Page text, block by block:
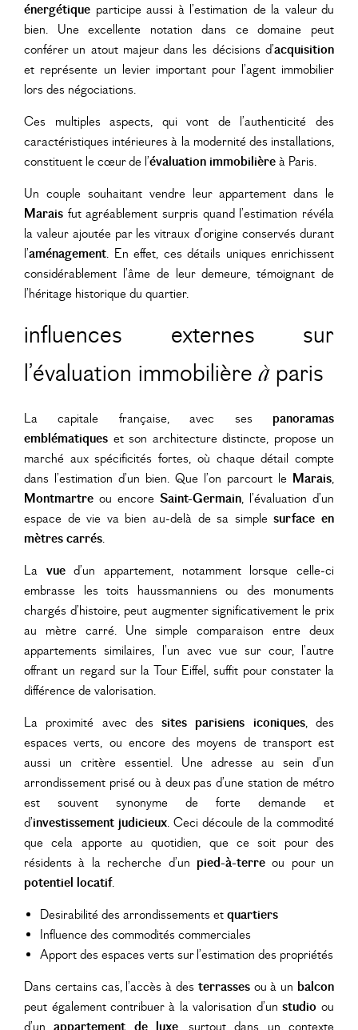
énergétique participe aussi à l’estimation de la valeur du
bien. Une excellente notation dans ce domaine peut
conférer un atout majeur dans les décisions d’acquisition
et représente un levier important pour l’agent immobilier
lors des négociations.
Ces multiples aspects, qui vont de l’authenticité des
caractéristiques intérieures à la modernité des installations,
constituent le cœur de l’évaluation immobilière à Paris.
Un couple souhaitant vendre leur appartement dans le
Marais fut agréablement surpris quand l’estimation révéla
la valeur ajoutée par les vitraux d’origine conservés durant
l’aménagement. En effet, ces détails uniques enrichissent
considérablement l’âme de leur demeure, témoignant de
l’héritage historique du quartier.
influences externes sur
l’évaluation immobilièreàparis
La capitale française, avec ses panoramas
emblématiques et son architecture distincte, propose un
marché aux spécificités fortes, où chaque détail compte
dans l’estimation d’un bien. Que l’on parcourt le Marais,
Montmartre ou encore Saint-Germain, l’évaluation d’un
espace de vie va bien au-delà de sa simplesurface en
mètres carrés.
La vued’un appartement, notamment lorsque celle-ci
embrasse les toits haussmanniens ou des monuments
chargés d’histoire, peut augmenter significativement le prix
au mètre carré. Une simple comparaison entre deux
appartements similaires, l’un avec vue sur cour, l’autre
offrant un regard sur la Tour Eiffel, suffit pour constater la
différence de valorisation.
La proximité avec dessites parisiens iconiques, des
espaces verts, ou encore des moyens de transport est
aussi un critère essentiel. Une adresse au sein d’un
arrondissement prisé ou à deux pas d’une station de métro
est souvent synonyme de forte demande et
d’investissement judicieux. Ceci découle de la commodité
que cela apporte au quotidien, que ce soit pour des
résidents à la recherche d’un pied-à-terreou pour un
potentiel locatif.
Desirabilité des arrondissements et quartiers
Influence des commodités commerciales
Apport des espaces verts sur l’estimation des propriétés
Dans certains cas, l’accès à des terrassesou à un balcon
peut également contribuer à la valorisation d’unstudio ou
d’un
, surtout dans un contexte